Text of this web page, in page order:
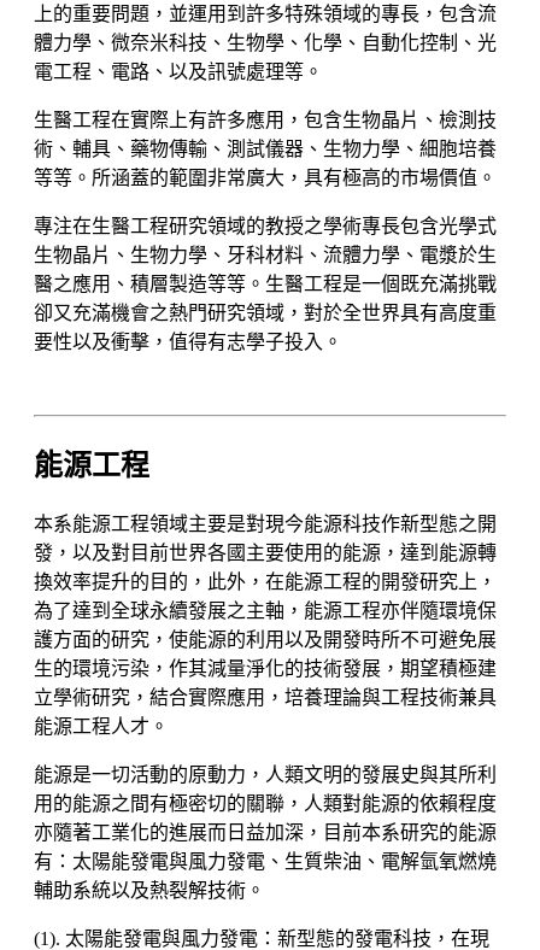
上的重要問題，並運用到許多特殊領域的專長，包含流
體力學、微奈米科技、生物學、化學、自動化控制、光
電工程、電路、以及訊號處理等。
生醫工程在實際上有許多應用，包含生物晶片、檢測技
術、輔具、藥物傳輸、測試儀器、生物力學、細胞培養
等等。所涵蓋的範圍非常廣大，具有極高的市場價值。
專注在生醫工程研究領域的教授之學術專長包含光學式
生物晶片、生物力學、牙科材料、流體力學、電漿於生
醫之應用、積層製造等等。生醫工程是一個既充滿挑戰
卻又充滿機會之熱門研究領域，對於全世界具有高度重
要性以及衝擊，值得有志學子投入。
能源工程
本系能源工程領域主要是對現今能源科技作新型態之開
發，以及對目前世界各國主要使用的能源，達到能源轉
換效率提升的目的，此外，在能源工程的開發研究上，
為了達到全球永續發展之主軸，能源工程亦伴隨環境保
護方面的研究，使能源的利用以及開發時所不可避免展
生的環境污染，作其減量淨化的技術發展，期望積極建
立學術研究，結合實際應用，培養理論與工程技術兼具
能源工程人才。
能源是一切活動的原動力，人類文明的發展史與其所利
用的能源之間有極密切的關聯，人類對能源的依賴程度
亦隨著工業化的進展而日益加深，目前本系研究的能源
有：太陽能發電與風力發電、生質柴油、電解氫氧燃燒
輔助系統以及熱裂解技術。
(1). 太陽能發電與風力發電：新型態的發電科技，在現